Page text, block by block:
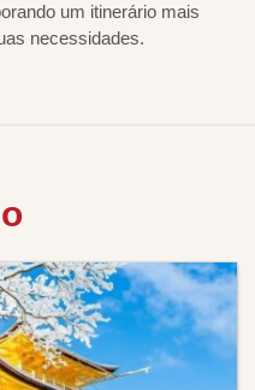
um itinerário mais
necessidades.